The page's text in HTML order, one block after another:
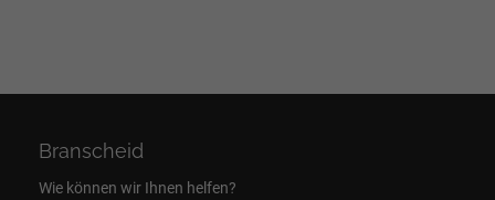
Branscheid
Wie können wir Ihnen helfen?